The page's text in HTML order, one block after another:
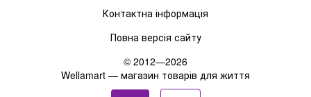
Контактна інформація
Повна версія сайту
© 2012—2026
Wellamart — магазин товарів для життя